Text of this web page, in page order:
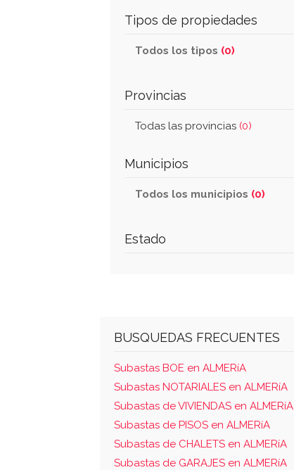
Tipos de propiedades
Todos los tipos (0)
Provincias
Todas las provincias (0)
Municipios
Todos los municipios (0)
Estado
BUSQUEDAS FRECUENTES
Subastas BOE en ALMERíA
Subastas NOTARIALES en ALMERíA
Subastas de VIVIENDAS en ALMERíA
Subastas de PISOS en ALMERíA
Subastas de CHALETS en ALMERíA
Subastas de GARAJES en ALMERíA